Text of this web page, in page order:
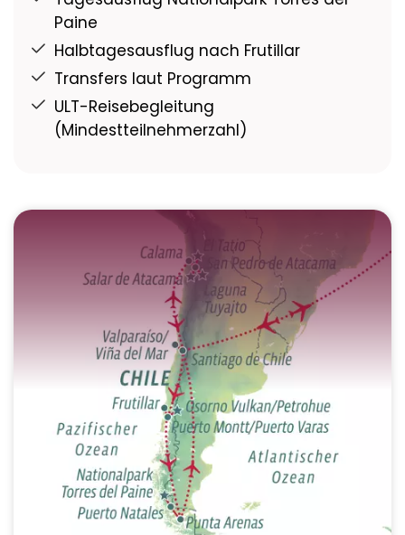
Paine
Halbtagesausflug nach Frutillar
Transfers laut Programm
ULT-Reisebegleitung
(Mindestteilnehmerzahl)